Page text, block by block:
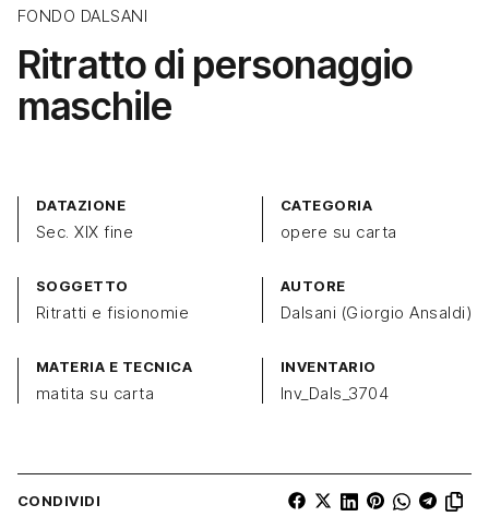
FONDO DALSANI
Ritratto di personaggio
maschile
DATAZIONE
Sec. XIX fine
CATEGORIA
opere su carta
SOGGETTO
Ritratti e fisionomie
AUTORE
Dalsani (Giorgio Ansaldi)
MATERIA E TECNICA
matita su carta
INVENTARIO
Inv_Dals_3704
CONDIVIDI